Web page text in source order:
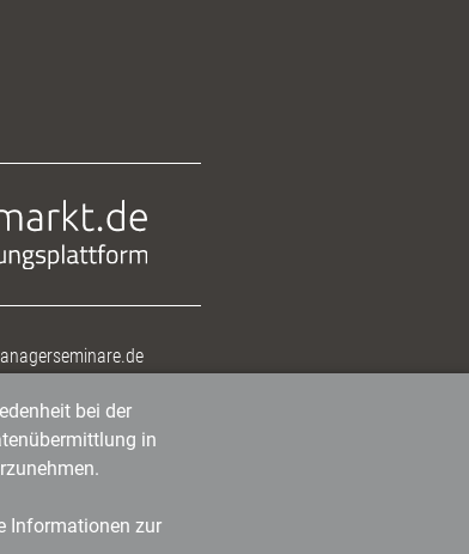
bei der
in
Informationen zur